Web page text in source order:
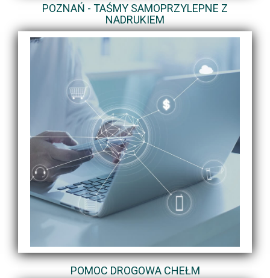
POZNAŃ - TAŚMY SAMOPRZYLEPNE Z
NADRUKIEM
POMOC DROGOWA CHEŁM